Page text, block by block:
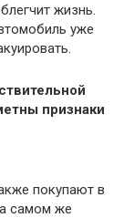
жизнь.
уже
признаки
покупают в
самом же